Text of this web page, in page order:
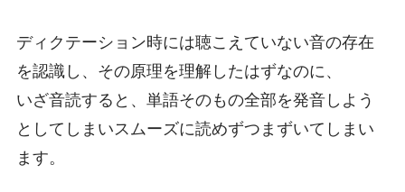
ディクテーション時には聴こえていない音の存在
を認識し、その原理を理解したはずなのに、
いざ音読すると、単語そのもの全部を発音しよう
としてしまいスムーズに読めずつまずいてしまい
ます。